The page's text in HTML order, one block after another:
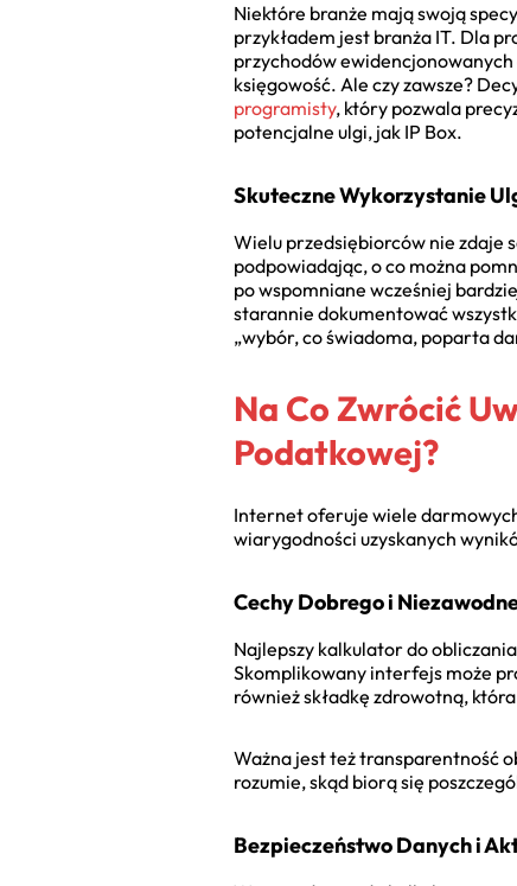
Niektóre branże mają swoją
przykładem jest branża IT. Dla
przychodów ewidencjonowanych
księgowość. Ale czy zawsze?
programisty, który pozwala
potencjalne ulgi, jak IP Box.
Skuteczne Wykorzystanie
Wielu przedsiębiorców nie zdaje
podpowiadając, o co można
po wspomniane wcześniej
starannie dokumentować
„wybór, co świadoma, poparta
Na Co Zwrócić
Podatkowej?
Internet oferuje wiele
wiarygodności uzyskanych
Cechy Dobrego i
Najlepszy kalkulator do
Skomplikowany interfejs może
również składkę zdrowotną,
Ważna jest też transparentność
rozumie, skąd biorą się
Bezpieczeństwo Danych i